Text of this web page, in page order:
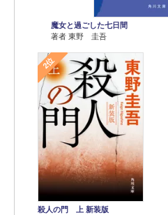
魔女と過ごした七日間
著者 東野 圭吾
2位
殺人の門 上 新装版